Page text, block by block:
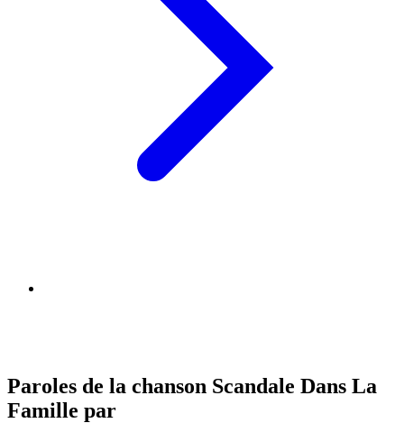
Paroles de la chanson Scandale Dans La
Famille par